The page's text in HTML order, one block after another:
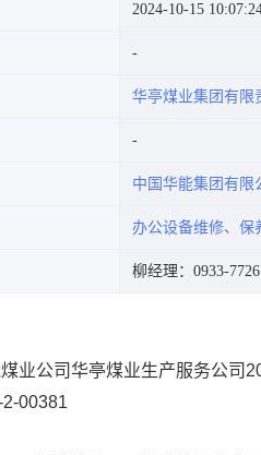
2024-10-15
华亭煤业集团有限
中国华能集团有限
办公设备维修、保
柳经理：0933-
业公司华亭煤业生产服务公司
00381